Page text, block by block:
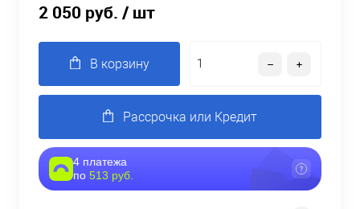
2 050 руб. / шт
В корзину
Рассрочка или Кредит
4 платежа
по 513 руб.